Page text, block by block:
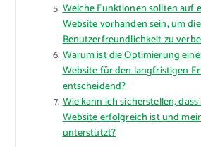
Welche Funktionen sollten auf
Website vorhanden sein, um die
Benutzerfreundlichkeit zu
Warum ist die Optimierung
Website für den langfristigen
entscheidend?
Wie kann ich sicherstellen,
Website erfolgreich ist und
unterstützt?